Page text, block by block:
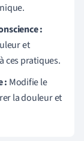
:
et
ces pratiques.
: Modifie le
la douleur et